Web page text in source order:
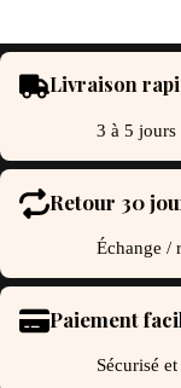
Livraison
3 à 5 jours
Retour 30
Échange /
Paiement
Sécurisé